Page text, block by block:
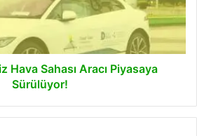
Hava Sahası Aracı Piyasaya
Sürülüyor!